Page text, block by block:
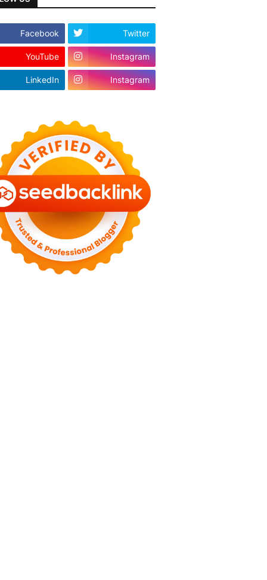
Facebook Twitter
YouTube Instagram
LinkedIn Instagram